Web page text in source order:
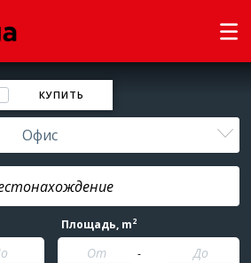
КУПИТЬ
Офис
Площадь, m2
-